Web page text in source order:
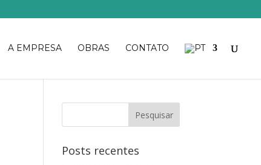
A EMPRESA OBRAS CONTATO
Posts recentes